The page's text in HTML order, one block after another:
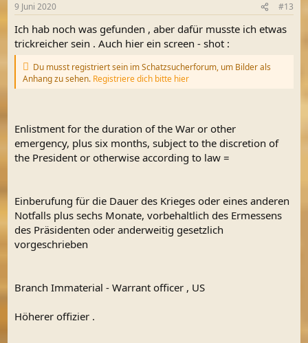
9 Juni 2020 #13
Ich hab noch was gefunden , aber dafür musste ich etwas
trickreicher sein . Auch hier ein screen - shot :
Du musst registriert sein im Schatzsucherforum, um Bilder als
Anhang zu sehen. Registriere dich bitte hier
Enlistment for the duration of the War or other
emergency, plus six months, subject to the discretion of
the President or otherwise according to law =
Einberufung für die Dauer des Krieges oder eines anderen
Notfalls plus sechs Monate, vorbehaltlich des Ermessens
des Präsidenten oder anderweitig gesetzlich
vorgeschrieben
Branch Immaterial - Warrant officer , US
Höherer offizier .